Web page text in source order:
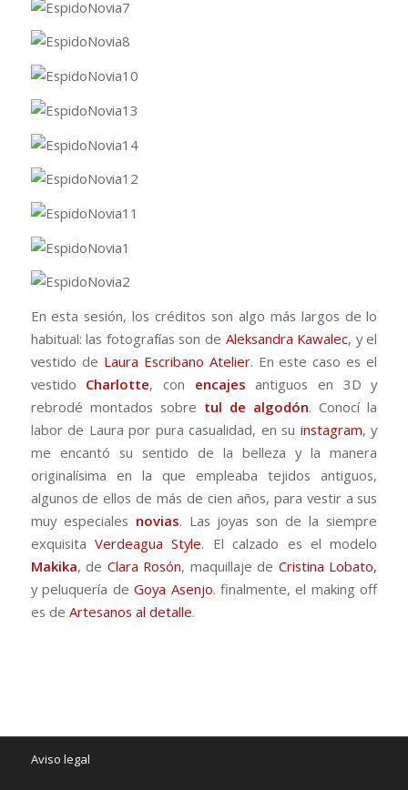
En esta sesión, los créditos son algo más largos de lo
habitual: las fotografías son de Aleksandra Kawalec, y el
vestido de Laura Escribano Atelier. En este caso es el
vestido Charlotte, con encajes antiguos en 3D y
rebrodé montados sobre tul de algodón. Conocí la
labor de Laura por pura casualidad, en su instagram, y
me encantó su sentido de la belleza y la manera
originalísima en la que empleaba tejidos antiguos,
algunos de ellos de más de cien años, para vestir a sus
muy especiales novias. Las joyas son de la siempre
exquisita Verdeagua Style. El calzado es el modelo
Makika, de Clara Rosón, maquillaje de Cristina Lobato,
y peluquería deGoya Asenjo. finalmente, el making off
es de Artesanos al detalle.
Aviso legal